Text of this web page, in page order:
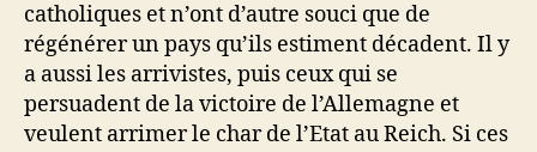
catholiques et n’ont d’autre souci que de
régénérer un pays qu’ils estiment décadent. Il y
a aussi les arrivistes, puis ceux qui se
persuadent de la victoire de l’Allemagne et
veulent arrimer le char de l’Etat au Reich. Si ces